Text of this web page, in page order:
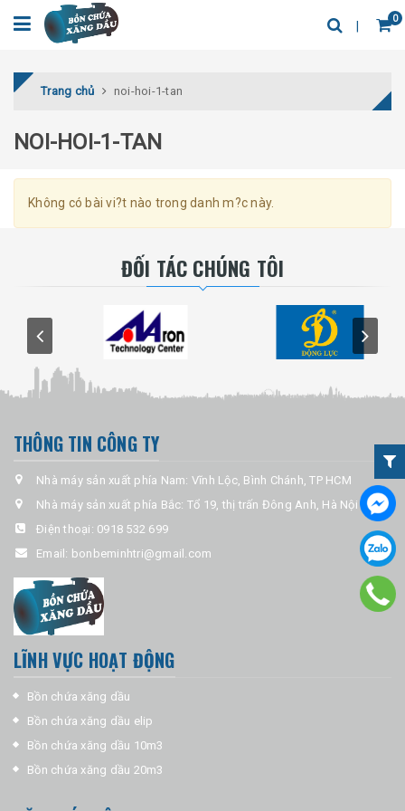
0
Trang chủ noi-hoi-1-tan
NOI-HOI-1-TAN
Không có bài vi?t nào trong danh m?c này.
ĐỐI TÁC CHÚNG TÔI
THÔNG TIN CÔNG TY
Nhà máy sản xuất phía Nam: Vĩnh Lộc, Bình Chánh, TP HCM
Nhà máy sản xuất phía Bắc: Tổ 19, thị trấn Đông Anh, Hà Nội
Ðiện thoại: 0918 532 699
Email: bonbeminhtri@gmail.com
LĨNH VỰC HOẠT ĐỘNG
Bồn chứa xăng dầu
Bồn chứa xăng dầu elip
Bồn chứa xăng dầu 10m3
Bồn chứa xăng dầu 20m3